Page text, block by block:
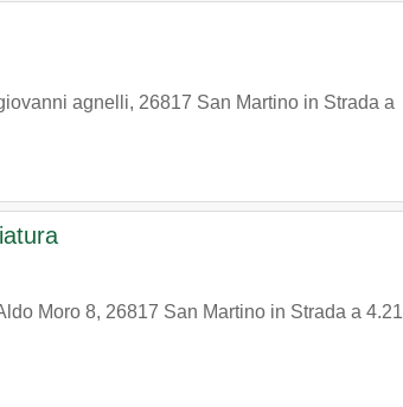
agnelli, 26817 San Martino in Strada a
Moro 8, 26817 San Martino in Strada a 4.21